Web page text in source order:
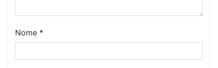
Nome *